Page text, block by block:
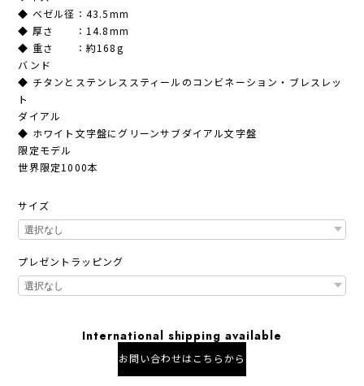
◆ ベゼル径：43.5mm
◆ 厚さ ：14.8mm
◆ 重さ ：約168g
バンド
◆ チタンとステンレススティールのコンビネーション・ブレスレッ
ト
ダイアル
◆ ホワイト文字盤にグリーンサブダイアル文字盤
限定モデル
世界限定1000本
サイズ
プレゼントラッピング
International shipping available
お問い合わせはこちらから